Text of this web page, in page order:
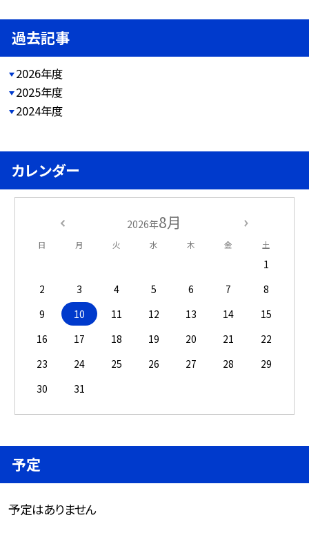
過去記事
2026年度
2025年度
2024年度
カレンダー
2026年8月
日 月 火 水 木 金 土
1
2
3 4 5 6 7
8
9
10 11 12 13 14
15
16
17 18 19 20 21
22
23
24 25 26 27 28
29
30
31
予定
予定はありません